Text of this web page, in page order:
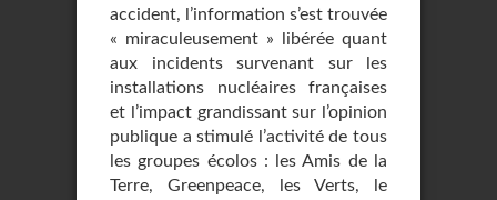
accident, l’information s’est trouvée
« miraculeusement » libérée quant
aux incidents survenant sur les
installations nucléaires françaises
et l’impact grandissant sur l’opinion
publique a stimulé l’activité de tous
les groupes écolos : les Amis de la
Terre, Greenpeace, les Verts, le